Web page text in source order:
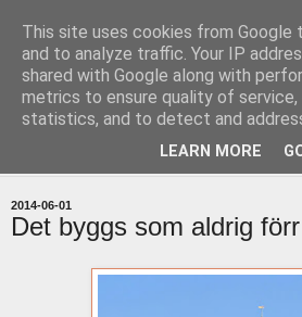
med stort och smått från Uddevallas
2014-06-01
Det byggs som aldrig
This site uses cookies from Google
and to analyze traffic. Your IP
shared with Google along with
metrics to ensure quality of service,
statistics, and to detect and
LEARN MORE